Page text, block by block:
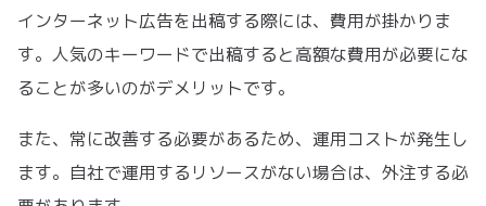
インターネット広告を出稿する際には、費用が掛かりま
す。人気のキーワードで出稿すると高額な費用が必要にな
ることが多いのがデメリットです。
また、常に改善する必要があるため、運用コストが発生し
ます。自社で運用するリソースがない場合は、外注する必